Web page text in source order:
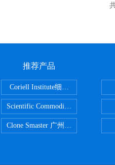
推荐产品
Scientific CommoditiesPE管 广州
Clone Smaster 广州鸿程代理